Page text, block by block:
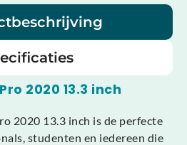
2020 13.3 inch
2020 13.3 inch is de perfecte
studenten en iedereen die